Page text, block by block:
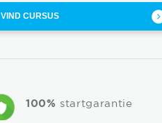
VIND CURSUS
100% startgarantie